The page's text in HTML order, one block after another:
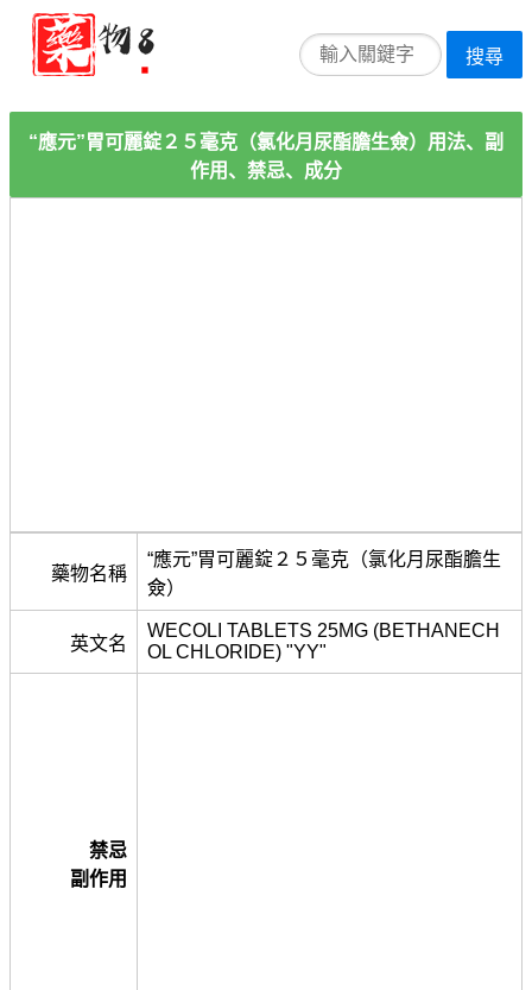
搜尋
“應元”胃可麗錠２５毫克（氯化月尿酯膽生僉）用法、副
作用、禁忌、成分
藥物名稱
“應元”胃可麗錠２５毫克（氯化月尿酯膽生
僉）
英文名
WECOLI TABLETS 25MG (BETHANECH
OL CHLORIDE) "YY"
禁忌
副作用